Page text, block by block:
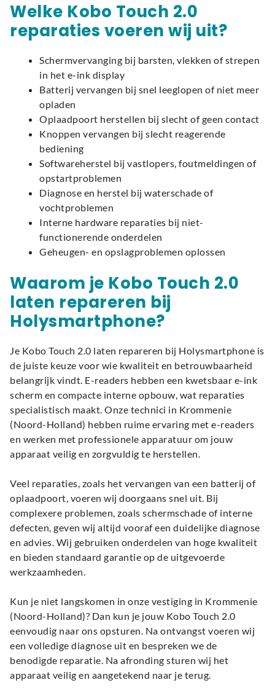
Welke Kobo Touch 2.0
reparaties voeren wij uit?
Schermvervanging bij barsten, vlekken of strepen
in het e-ink display
Batterij vervangen bij snel leeglopen of niet meer
opladen
Oplaadpoort herstellen bij slecht of geen contact
Knoppen vervangen bij slecht reagerende
bediening
Softwareherstel bij vastlopers, foutmeldingen of
opstartproblemen
Diagnose en herstel bij waterschade of
vochtproblemen
Interne hardware reparaties bij niet-
functionerende onderdelen
Geheugen- en opslagproblemen oplossen
Waarom je Kobo Touch 2.0
laten repareren bij
Holysmartphone?
Je Kobo Touch 2.0 laten repareren bij Holysmartphone is
de juiste keuze voor wie kwaliteit en betrouwbaarheid
belangrijk vindt. E-readers hebben een kwetsbaar e-ink
scherm en compacte interne opbouw, wat reparaties
specialistisch maakt. Onze technici in Krommenie
(Noord-Holland) hebben ruime ervaring met e-readers
en werken met professionele apparatuur om jouw
apparaat veilig en zorgvuldig te herstellen.
Veel reparaties, zoals het vervangen van een batterij of
oplaadpoort, voeren wij doorgaans snel uit. Bij
complexere problemen, zoals schermschade of interne
defecten, geven wij altijd vooraf een duidelijke diagnose
en advies. Wij gebruiken onderdelen van hoge kwaliteit
en bieden standaard garantie op de uitgevoerde
werkzaamheden.
Kun je niet langskomen in onze vestiging in Krommenie
(Noord-Holland)? Dan kun je jouw Kobo Touch 2.0
eenvoudig naar ons opsturen. Na ontvangst voeren wij
een volledige diagnose uit en bespreken we de
benodigde reparatie. Na afronding sturen wij het
apparaat veilig en aangetekend naar je terug.